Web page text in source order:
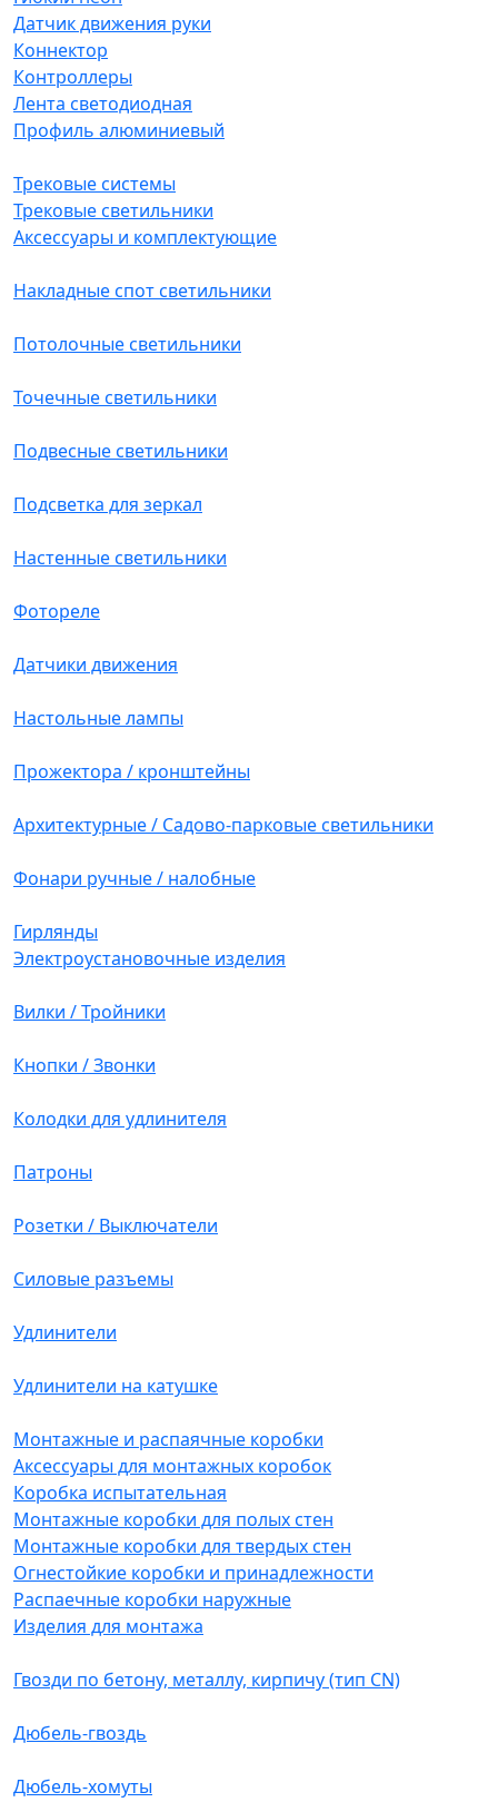
Датчик движения руки
Коннектор
Контроллеры
Лента светодиодная
Профиль алюминиевый
Трековые системы
Трековые светильники
Аксессуары и комплектующие
Накладные спот светильники
Потолочные светильники
Точечные светильники
Подвесные светильники
Подсветка для зеркал
Настенные светильники
Фотореле
Датчики движения
Настольные лампы
Прожектора / кронштейны
Архитектурные / Садово-парковые светильники
Фонари ручные / налобные
Гирлянды
Электроустановочные изделия
Вилки / Тройники
Кнопки / Звонки
Колодки для удлинителя
Патроны
Розетки / Выключатели
Силовые разъемы
Удлинители
Удлинители на катушке
Монтажные и распаячные коробки
Аксессуары для монтажных коробок
Коробка испытательная
Монтажные коробки для полых стен
Монтажные коробки для твердых стен
Огнестойкие коробки и принадлежности
Распаечные коробки наружные
Изделия для монтажа
Гвозди по бетону, металлу, кирпичу (тип CN)
Дюбель-гвоздь
Дюбель-хомуты